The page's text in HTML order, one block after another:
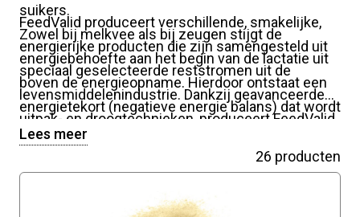
suikers.
Zowel bij melkvee als bij zeugen stijgt de
energiebehoefte aan het begin van de lactatie uit
boven de energieopname. Hierdoor ontstaat een
energietekort (negatieve energie balans) dat wordt
aangevuld door het aanspreken van reserves. Dit
kan leiden tot onder andere een verminderde
vruchtbaarheid, verlaagde weerstand en slepende
melkziekte. Door een energierijk rantsoen aan te
FeedValid produceert verschillende, smakelijke,
energierijke producten die zijn samengesteld uit
speciaal geselecteerde reststromen uit de
levensmiddelenindustrie. Dankzij geavanceerde
uitpak- en droogtechnieken, produceert FeedValid
veilige producten van hoge kwaliteit.
Lees meer
26 producten